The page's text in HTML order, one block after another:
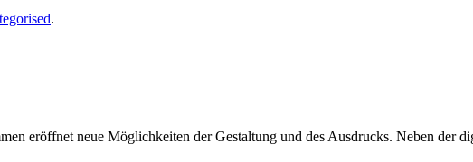
.
eröffnet neue Möglichkeiten der Gestaltung und des Ausdrucks. Neben der